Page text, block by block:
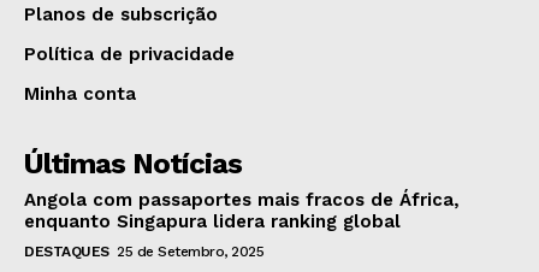
Planos de subscrição
Política de privacidade
Minha conta
Últimas Notícias
Angola com passaportes mais fracos de África,
enquanto Singapura lidera ranking global
DESTAQUES 25 de Setembro, 2025